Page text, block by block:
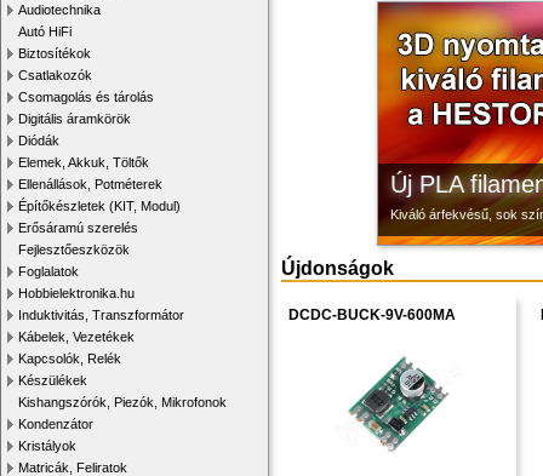
Audiotechnika
Autó HiFi
Biztosítékok
Csatlakozók
Csomagolás és tárolás
Digitális áramkörök
Diódák
Elemek, Akkuk, Töltők
Ellenállások, Potméterek
Építőkészletek (KIT, Modul)
Erősáramú szerelés
Fejlesztőeszközök
Foglalatok
Hobbielektronika.hu
Induktivitás, Transzformátor
Kábelek, Vezetékek
Kapcsolók, Relék
Készülékek
Kishangszórók, Piezók, Mikrofonok
Kondenzátor
Kristályok
Matricák, Feliratok
Új PLA
Kiváló árfekvésű, sok
Újdonságok
DCDC-BUCK-9V-600MA